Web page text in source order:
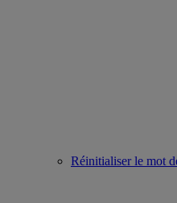
Réinitialiser le mot